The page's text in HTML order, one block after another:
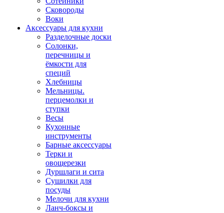
Сковороды
Воки
Аксессуары для кухни
Разделочные доски
Солонки,
перечницы и
ёмкости для
специй
Хлебницы
Мельницы.
перцемолки и
ступки
Весы
Кухонные
инструменты
Барные аксессуары
Терки и
овощерезки
Дуршлаги и сита
Сушилки для
посуды
Мелочи для кухни
Ланч-боксы и